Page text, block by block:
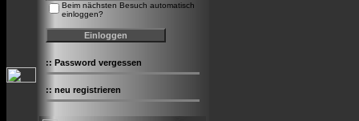
Beim nächsten Besuch automatisch
einloggen?
:: Password vergessen
:: neu registrieren